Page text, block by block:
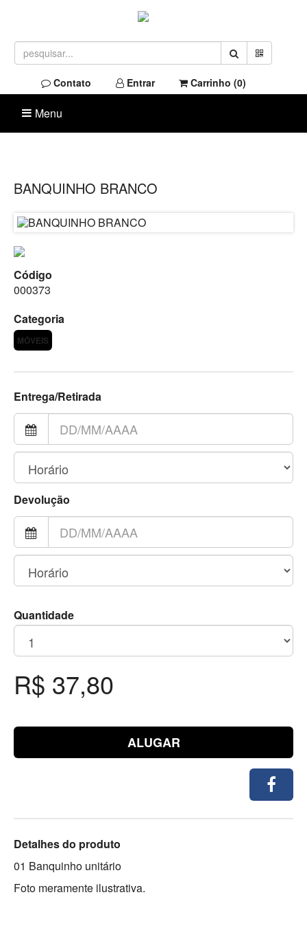
Contato Entrar Carrinho (0)
Menu
BANQUINHO BRANCO
Código
000373
Categoria
MÓVEIS
Entrega/Retirada
Devolução
Quantidade
R$ 37,80
ALUGAR
Detalhes do produto
01 Banquinho unitário
Foto meramente ilustrativa.